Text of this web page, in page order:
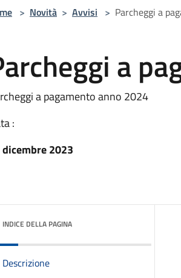
> Novità > Avvisi > Parcheggi a
a
a pagamento anno 2024
:
dicembre 2023
INDICE DELLA PAGINA
Descrizione